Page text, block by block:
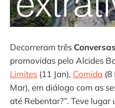
Decorreram três
promovidas pelo Alcides
Limites (11 Jan), Comida (8
Mar), em diálogo com as
até Rebentar?”. Teve lugar